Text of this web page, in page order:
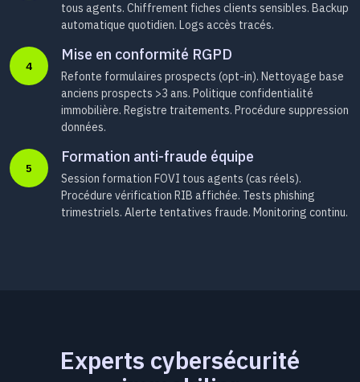
tous agents. Chiffrement fiches clients sensibles. Backup
automatique quotidien. Logs accès tracés.
4
Mise en conformité RGPD
Refonte formulaires prospects (opt-in). Nettoyage base
anciens prospects >3 ans. Politique confidentialité
immobilière. Registre traitements. Procédure suppression
données.
5
Formation anti-fraude équipe
Session formation FOVI tous agents (cas réels).
Procédure vérification RIB affichée. Tests phishing
trimestriels. Alerte tentatives fraude. Monitoring continu.
Experts cybersécurité